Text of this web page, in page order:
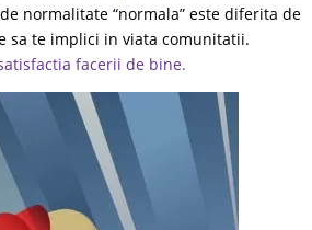
normalitate “normala” este diferita de
sa te implici in viata comunitatii.
facerii de bine.